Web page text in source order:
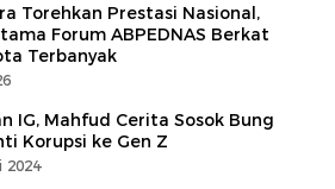
Torehkan Prestasi Nasional,
Forum ABPEDNAS Berkat
Terbanyak
IG, Mahfud Cerita Sosok Bung
Korupsi ke Gen Z
2024